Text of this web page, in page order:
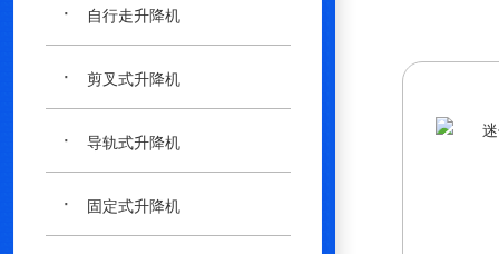
· 自行走升降机
· 剪叉式升降机
· 导轨式升降机
· 固定式升降机